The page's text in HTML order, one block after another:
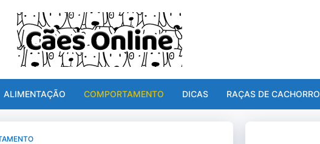
ALIMENTAÇÃO COMPORTAMENTO DICAS RAÇAS DE CACHORRO